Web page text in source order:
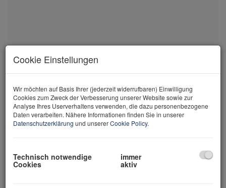
Einfach & schnell zu
Entdecken Sie unsere aktuellen Immobilienangebote zum Kauf
Cookie Einstellungen
Wir möchten auf Basis Ihrer (jederzeit widerrufbaren) Einwilligung
Cookies zum Zweck der Verbesserung unserer Website sowie zur
Analyse Ihres Userverhaltens verwenden, die dazu personenbezogene
Daten verarbeiten. Nähere Informationen finden Sie in unserer
Datenschutzerklärung und unsererCookie Policy.
Technisch notwendige
Cookies
immer
aktiv